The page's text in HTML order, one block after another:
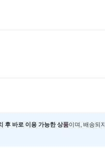
후 바로 이용 가능한 상품이며, 배송되지